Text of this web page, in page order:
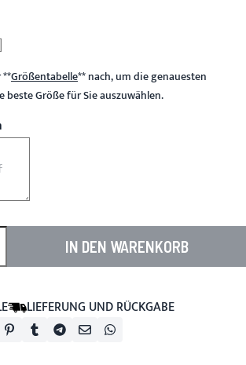
**Größentabelle**nach, um die genauesten
beste Größe für Sie auszuwählen.
IN DEN WARENKORB
LIEFERUNG UND RÜCKGABE